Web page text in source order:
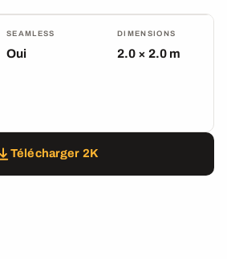
SEAMLESS
Oui
DIMENSIONS
2.0 × 2.0 m
Télécharger 2K